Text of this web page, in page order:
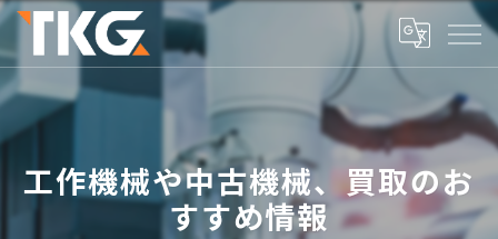
工作機械や中古機械、買取のお
すすめ情報